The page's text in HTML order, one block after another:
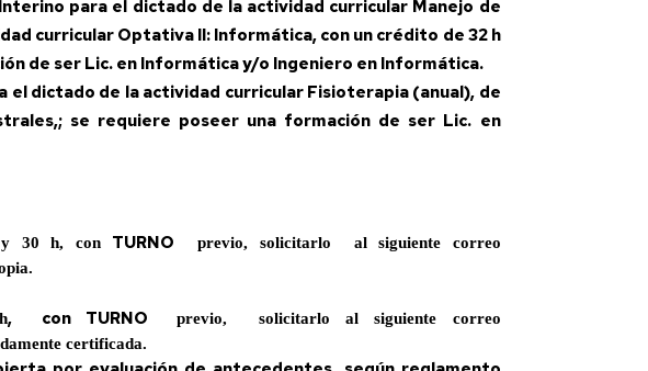
para el dictado de la actividad curricular Manejo de
curricular Optativa II: Informática, con un crédito de 32 h
de ser Lic. en Informática y/o Ingeniero en Informática.
dictado de la actividad curricular Fisioterapia (anual), de
se requiere poseer una formación de ser Lic. en
30 h, con TURNO previo, solicitarlo al siguiente correo
, con TURNO
previo, solicitarlo al siguiente correo
certificada.